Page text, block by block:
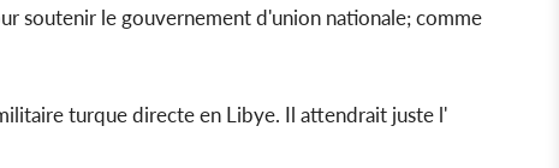
soutenir le gouvernement d'union nationale; comme
turque directe en Libye. Il attendrait juste l'
POLITIQUE
Côte d'Ivoire : Décrispation ?